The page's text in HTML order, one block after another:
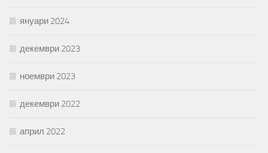
януари 2024
декември 2023
ноември 2023
декември 2022
април 2022